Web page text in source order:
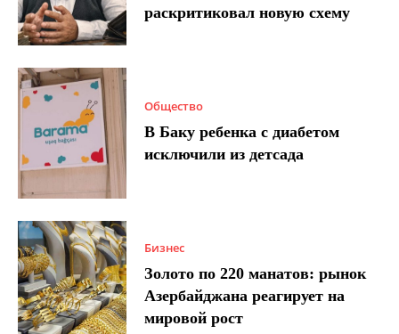
раскритиковал новую схему
Общество
В Баку ребенка с диабетом
исключили из детсада
Бизнес
Золото по 220 манатов: рынок
Азербайджана реагирует на
мировой рост